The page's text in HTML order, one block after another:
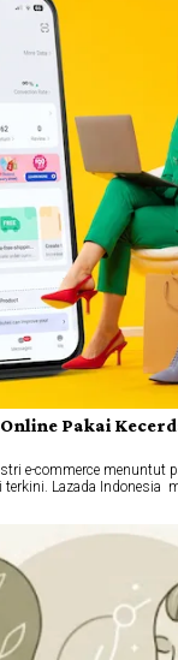
Pakai
e-commerce menuntut
terkini. Lazada Indonesia